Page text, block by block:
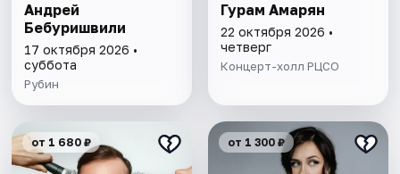
Андрей
Бебуришвили
17 октября 2026 •
суббота
Рубин
Гурам Амарян
22 октября 2026 •
четверг
Концерт-холл РЦСО
от 1 680 ₽ от 1 300 ₽